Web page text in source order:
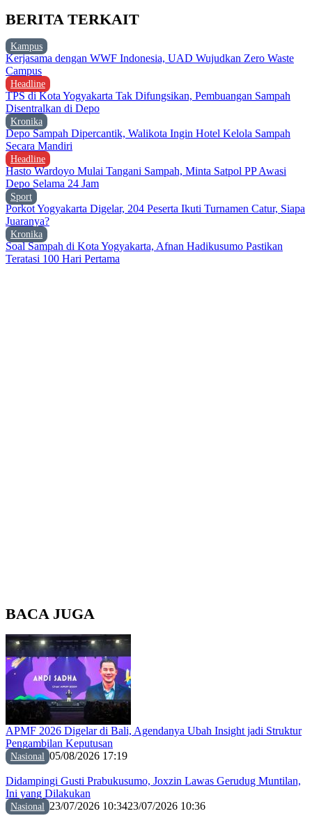
BERITA TERKAIT
Kampus
Kerjasama dengan WWF Indonesia, UAD Wujudkan Zero Waste
Campus
Headline
TPS di Kota Yogyakarta Tak Difungsikan, Pembuangan Sampah
Disentralkan di Depo
Kronika
Depo Sampah Dipercantik, Walikota Ingin Hotel Kelola Sampah
Secara Mandiri
Headline
Hasto Wardoyo Mulai Tangani Sampah, Minta Satpol PP Awasi
Depo Selama 24 Jam
Sport
Porkot Yogyakarta Digelar, 204 Peserta Ikuti Turnamen Catur, Siapa
Juaranya?
Kronika
Soal Sampah di Kota Yogyakarta, Afnan Hadikusumo Pastikan
Teratasi 100 Hari Pertama
BACA JUGA
APMF 2026 Digelar di Bali, Agendanya Ubah Insight jadi Struktur
Pengambilan Keputusan
Nasional 05/08/2026 17:19
Didampingi Gusti Prabukusumo, Joxzin Lawas Gerudug Muntilan,
Ini yang Dilakukan
Nasional 23/07/2026 10:3423/07/2026 10:36